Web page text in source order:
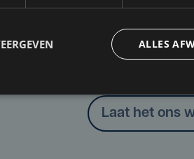
Taalfout
Laat het ons
ALLES